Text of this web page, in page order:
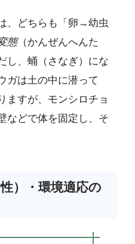
、どちらも「卵→幼虫
態（かんぜんへんた
し、蛹（さなぎ）にな
ガは土の中に潜って
ますが、モンシロチョ
などで体を固定し、そ
）・環境適応の